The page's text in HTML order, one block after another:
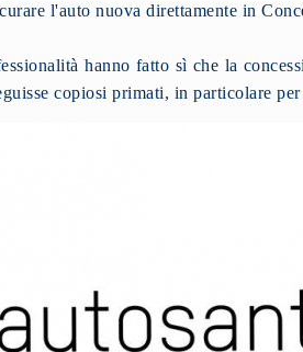
l'auto nuova direttamente in
hanno fatto sì che la
copiosi primati, in particolare